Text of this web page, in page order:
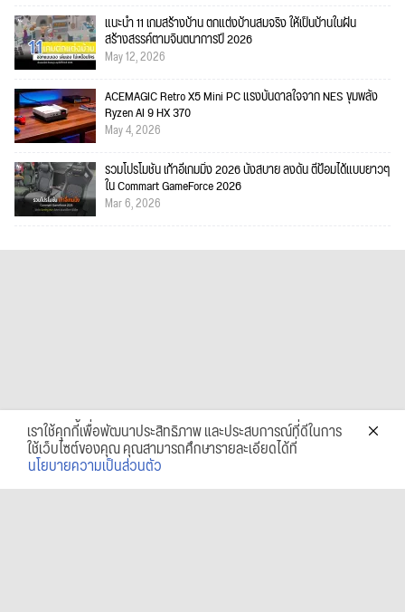
แนะนำ 11 เกมสร้างบ้าน ตกแต่งบ้านสมจริง ให้เป็นบ้านในฝัน
สร้างสรรค์ตามจินตนาการปี 2026
May 12, 2026
ACEMAGIC Retro X5 Mini PC แรงบันดาลใจจาก NES ขุมพลัง
Ryzen AI 9 HX 370
May 4, 2026
รวมโปรโมชั่น เก้าอี้เกมมิ่ง 2026 นั่งสบาย ลงดัน ตีป้อมได้แบบยาวๆ
ใน Commart GameForce 2026
Mar 6, 2026
เราใช้คุกกี้เพื่อพัฒนาประสิทธิภาพ และประสบการณ์ที่ดีในการ
ใช้เว็บไซต์ของคุณ คุณสามารถศึกษารายละเอียดได้ที่
นโยบายความเป็นส่วนตัว